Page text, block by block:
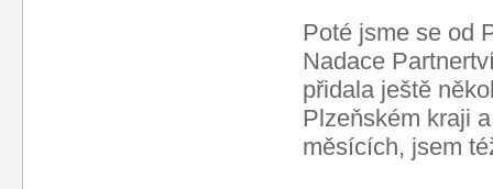
Poté jsme se od
Nadace
přidala ještě
Plzeňském kraji
měsících, jsem